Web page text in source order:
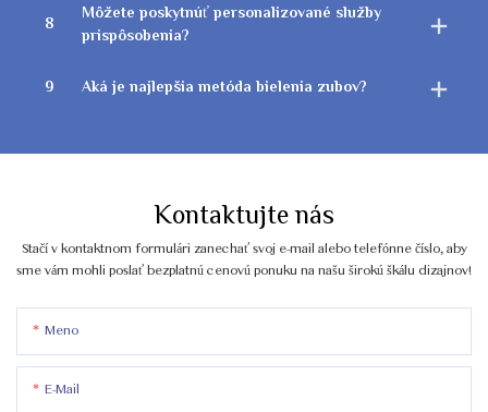
8
Môžete poskytnúť personalizované služby
prispôsobenia?
9 Aká je najlepšia metóda bielenia zubov?
Kontaktujte nás
Stačí v kontaktnom formulári zanechať svoj e-mail alebo telefónne číslo, aby
sme vám mohli poslať bezplatnú cenovú ponuku na našu širokú škálu dizajnov!
Meno
E-Mail